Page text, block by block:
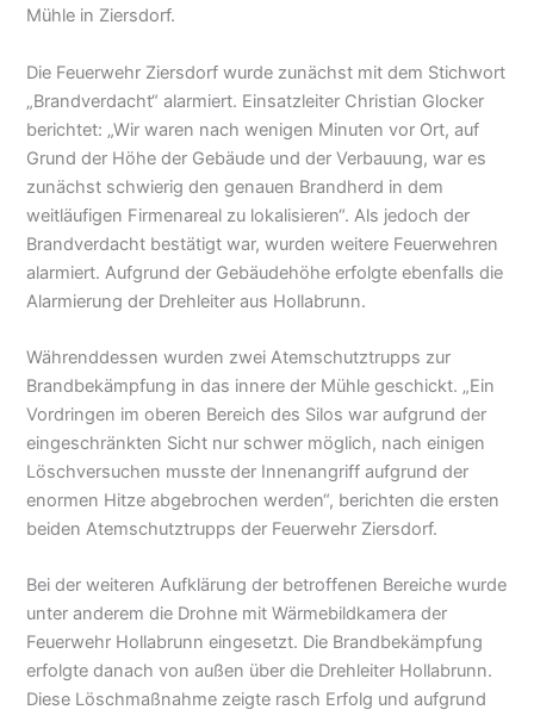
Mühle in Ziersdorf.
Die Feuerwehr Ziersdorf wurde zunächst mit dem Stichwort
„Brandverdacht“ alarmiert. Einsatzleiter Christian Glocker
berichtet: „Wir waren nach wenigen Minuten vor Ort, auf
Grund der Höhe der Gebäude und der Verbauung, war es
zunächst schwierig den genauen Brandherd in dem
weitläufigen Firmenareal zu lokalisieren“. Als jedoch der
Brandverdacht bestätigt war, wurden weitere Feuerwehren
alarmiert. Aufgrund der Gebäudehöhe erfolgte ebenfalls die
Alarmierung der Drehleiter aus Hollabrunn.
Währenddessen wurden zwei Atemschutztrupps zur
Brandbekämpfung in das innere der Mühle geschickt. „Ein
Vordringen im oberen Bereich des Silos war aufgrund der
eingeschränkten Sicht nur schwer möglich, nach einigen
Löschversuchen musste der Innenangriff aufgrund der
enormen Hitze abgebrochen werden“, berichten die ersten
beiden Atemschutztrupps der Feuerwehr Ziersdorf.
Bei der weiteren Aufklärung der betroffenen Bereiche wurde
unter anderem die Drohne mit Wärmebildkamera der
Feuerwehr Hollabrunn eingesetzt. Die Brandbekämpfung
erfolgte danach von außen über die Drehleiter Hollabrunn.
Diese Löschmaßnahme zeigte rasch Erfolg und aufgrund